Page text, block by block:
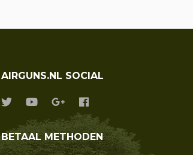
AIRGUNS.NL SOCIAL
BETAAL METHODEN